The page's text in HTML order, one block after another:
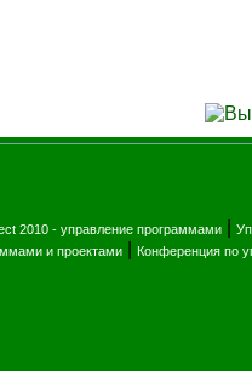
2010 - управление программами
и проектами| Конференция по